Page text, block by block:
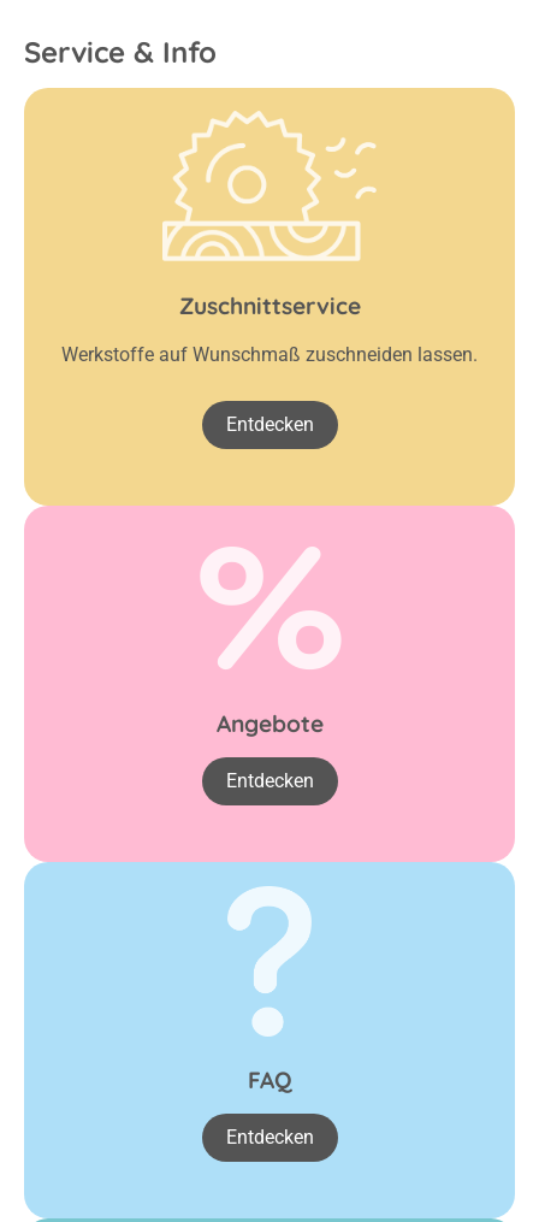
Service & Info
Zuschnittservice
Werkstoffe auf Wunschmaß zuschneiden lassen.
Entdecken
Angebote
Entdecken
FAQ
Entdecken